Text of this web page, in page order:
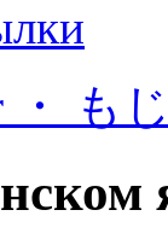
・ も